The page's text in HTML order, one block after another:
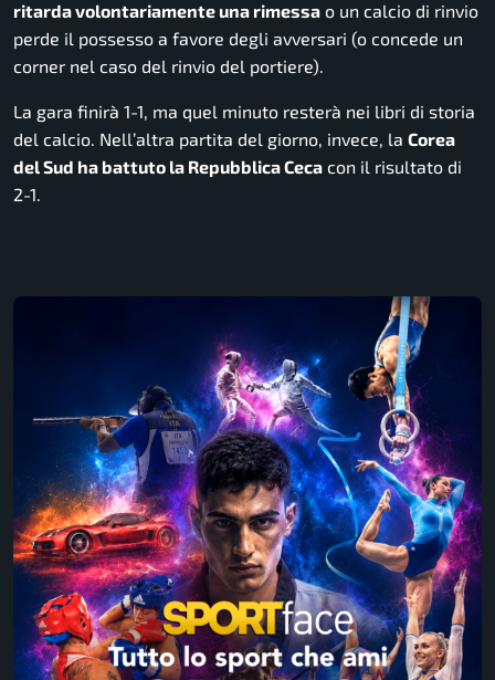
ritarda volontariamente una rimessa o un calcio di rinvio
perde il possesso a favore degli avversari (o concede un
corner nel caso del rinvio del portiere).
La gara finirà 1-1, ma quel minuto resterà nei libri di storia
del calcio. Nell’altra partita del giorno, invece, la Corea
del Sud ha battuto la Repubblica Ceca con il risultato di
2-1.